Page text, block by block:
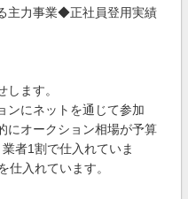
主力事業◆正社員登用実績
ます。
ンにネットを通じて参加
にオークション相場が予算
者1割で仕入れていま
仕入れています。